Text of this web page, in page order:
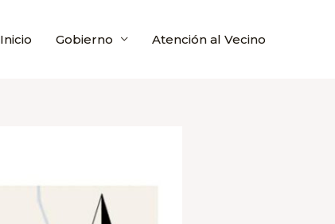
Inicio Gobierno Atención al Vecino